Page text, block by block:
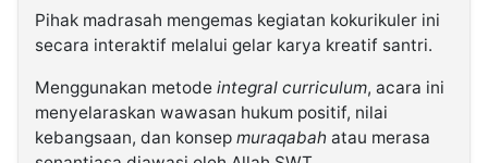
Pihak madrasah mengemas kegiatan kokurikuler ini
secara interaktif melalui gelar karya kreatif santri.
Menggunakan metode integral curriculum, acara ini
menyelaraskan wawasan hukum positif, nilai
kebangsaan, dan konsep muraqabah atau merasa